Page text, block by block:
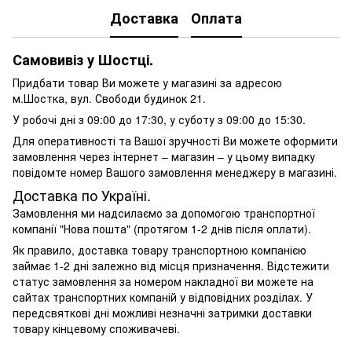
Доставка Оплата
Самовивіз у Шостці.
Придбати товар Ви можете у магазині за адресою
м.Шостка, вул. Свободи будинок 21.
У робочі дні з 09:00 до 17:30, у суботу з 09:00 до 15:30.
Для оперативності та Вашої зручності Ви можете оформити
замовлення через інтернет – магазин – у цьому випадку
повідомте номер Вашого замовлення менеджеру в магазині.
Доставка по Україні.
Замовлення ми надсилаємо за допомогою транспортної
компанії "Нова пошта" (протягом 1-2 днів після оплати).
Як правило, доставка товару транспортною компанією
займає 1-2 дні залежно від місця призначення. Відстежити
статус замовлення за номером накладної ви можете на
сайтах транспортних компаній у відповідних розділах. У
передсвяткові дні можливі незначні затримки доставки
товару кінцевому споживачеві.